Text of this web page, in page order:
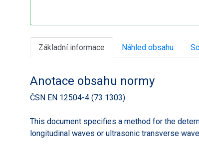
Základní informace Náhled obsahu
Anotace obsahu normy
ČSN EN 12504-4 (73 1303)
This document specifies a method for the
longitudinal waves or ultrasonic transverse